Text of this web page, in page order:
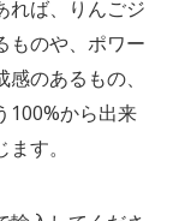
れば、りんごジ
ものや、ポワー
のあるもの、
100%から出来
す。